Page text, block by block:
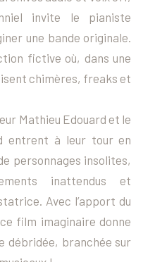
invite le pianiste
une bande originale.
fictive où, dans une
chimères, freaks et
Mathieu Edouard et le
entrent à leur tour en
personnages insolites,
inattendus et
Avec l’apport du
film imaginaire donne
débridée, branchée sur